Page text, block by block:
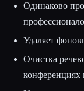
Одинаково
Удаляет
Очистка
конференциях